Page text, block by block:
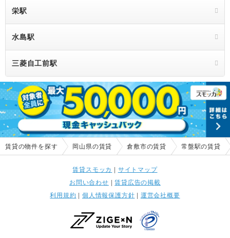
栄駅
水島駅
三菱自工前駅
賃貸の物件を探す 岡山県の賃貸 倉敷市の賃貸 常盤駅の賃貸
賃貸スモッカ | サイトマップ
お問い合わせ |賃貸広告の掲載
利用規約 | 個人情報保護方針 | 運営会社概要